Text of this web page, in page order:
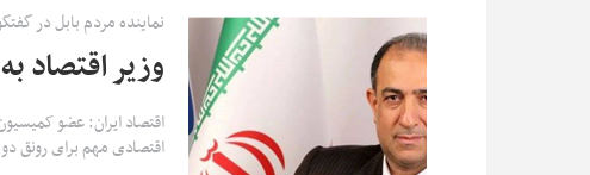
نماینده مردم بابل در
وزیر اقتصاد
اقتصاد ایران: عضو
اقتصادی مهم برای رونق